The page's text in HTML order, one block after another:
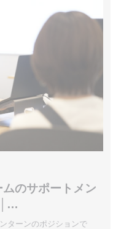
ムのサポートメン
│…
ターンのポジションで